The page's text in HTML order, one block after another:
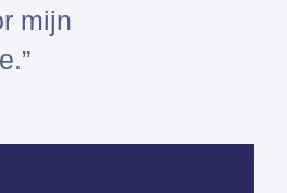
3D
Altair
mijn